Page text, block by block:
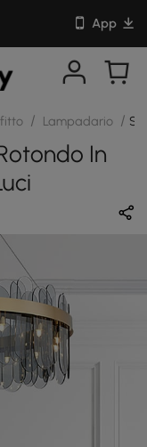
App
/ Lampadario /
In